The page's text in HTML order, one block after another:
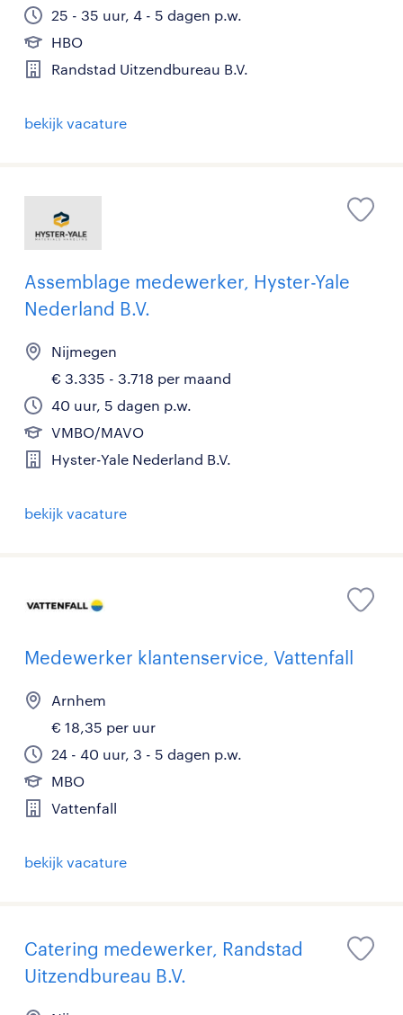
25 - 35 uur, 4 - 5 dagen p.w.
HBO
Randstad Uitzendbureau B.V.
bekijk vacature
Assemblage medewerker, Hyster-Yale
Nederland B.V.
Nijmegen
€ 3.335 - 3.718 per maand
40 uur, 5 dagen p.w.
VMBO/MAVO
Hyster-Yale Nederland B.V.
bekijk vacature
Medewerker klantenservice, Vattenfall
Arnhem
€ 18,35 per uur
24 - 40 uur, 3 - 5 dagen p.w.
MBO
Vattenfall
bekijk vacature
Catering medewerker, Randstad
Uitzendbureau B.V.